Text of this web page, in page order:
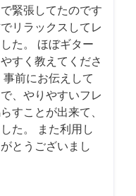
緊張してたのです
リラックスしてレ
た。 ほぼギター
すく教えてくださ
前にお伝えして
、やりやすいフレ
すことが出来て、
た。 また利用し
とうございまし